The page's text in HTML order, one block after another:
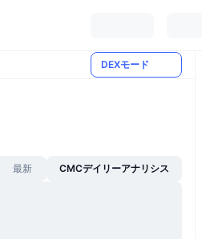
DEXモード
最新 CMCデイリーアナリシス